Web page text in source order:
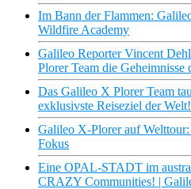
Im Bann der Flammen:
Wildfire Academy
Galileo Reporter Vincent
Plorer Team die Geheimnisse
Das Galileo X Plorer Team
exklusivste Reiseziel der Welt!
Galileo X-Plorer auf
Fokus
Eine OPAL-STADT im
CRAZY Communities! |